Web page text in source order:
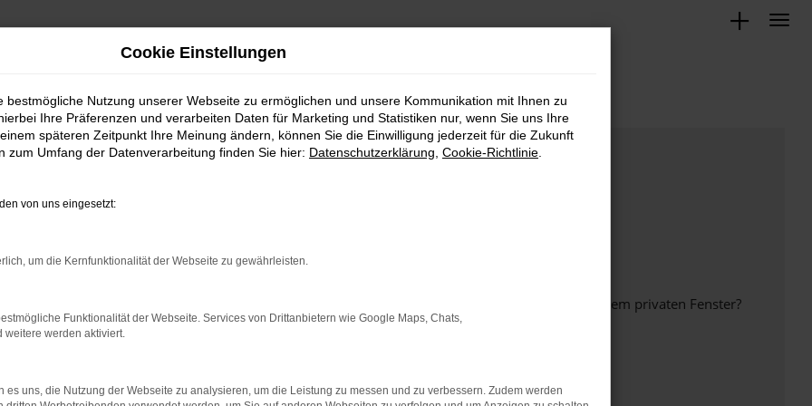
bestimmter Seiten verhindern. Funktioniert die Seite in einem anderen Browser oder in einem privaten Fenster?
beheben.
auf dem neuesten Stand sind.
kann auch dazu führen, dass bestimmte Funktionen nicht mehr unterstützt werden.
Cookie Einstellungen
bestmögliche Nutzung unserer Webseite zu ermöglichen und unsere Kommunikation mit Ihnen zu
Ihre Präferenzen und verarbeiten Daten für Marketing und Statistiken nur, wenn Sie uns Ihre
späteren Zeitpunkt Ihre Meinung ändern, können Sie die Einwilligung jederzeit für die Zukunft
zum Umfang der Datenverarbeitung finden Sie hier: Datenschutzerklärung Cookie-Richtlinie
von uns eingesetzt:
um die Kernfunktionalität der Webseite zu gewährleisten.
Funktionalität der Webseite. Services von Drittanbietern wie Google Maps, Chats,
weitere werden aktiviert.
es uns, die Nutzung der Webseite zu analysieren, um die Leistung zu messen und zu verbessern. Zudem werden